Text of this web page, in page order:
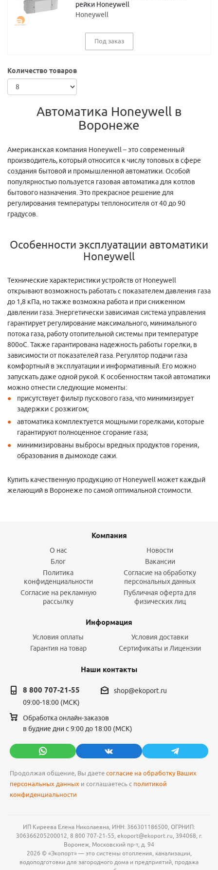
рейки Honeywell
Honeywell
Под заказ
Количество товаров
Автоматика Honeywell в
Воронеже
Американская компания Honeywell – это современный
производитель, который относится к числу топовых в сфере
создания бытовой и промышленной автоматики. Особой
популярностью пользуется газовая автоматика для котлов
бытового назначения. Это прекрасное решение для
регулирования температуры теплоносителя от 40 до 90
градусов.
Особенности эксплуатации автоматики
Honeywell
Технические характеристики устройств от Honeywell
открывают возможность работать с показателем давления газа
до 1,8 кПа, но также возможна работа и при сниженном
давлении газа. Энергетически зависимая система управления
гарантирует регулирование максимального, минимального
потока газа, работу отопительной системы при температуре
800оС. Также гарантирована надежность работы горелки, в
зависимости от показателей газа. Регулятор подачи газа
комфортный в эксплуатации и информативный. Его можно
запускать даже одной рукой. К особенностям такой автоматики
можно отнести следующие моменты:
присутствует фильтр пускового газа, что минимизирует
задержки с розжигом;
автоматика комплектуется мощными горелками, которые
гарантируют полноценное сгорание газа;
минимизированы выбросы вредных продуктов горения,
образования в дымоходе сажи.
Купить качественную продукцию от Honeywell может каждый
желающий в Воронеже по самой оптимальной стоимости.
Компания
О нас
Новости
Блог
Вакансии
Политика
конфиденциальности
Согласие на обработку
персональных данных
Согласие на рекламную
рассылку
Публичная оферта для
физических лиц
Информация
Условия оплаты
Условия доставки
Гарантия на товар
Сертификаты и Лицензии
Наши контакты
8 800 707-21-55
09:00-18:00 (МСК)
shop@ekoport.ru
Обработка онлайн-заказов
в будние дни с 9:00 до 18:00 (МСК)
Продолжая общение, Вы даете согласие на обработку Ваших
персональных данных и соглашаетесь с политикой
конфиденциальности
ИП Киреева Елена Николаевна, ИНН: 366301186500, ОГРНИП:
306366205200012, 8 800 707-21-55, ekoport@ekoport.ru, 394068, г.
Воронеж, Московский пр-т, д. 94
2026 © «Экопорт» — это системы отопления, канализации,
водоподготовки для загородного дома и предприятий, продажа